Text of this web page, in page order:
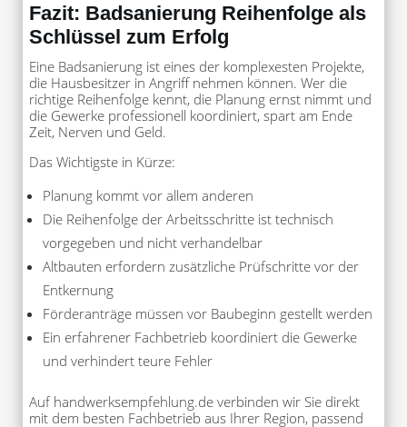
Fazit: Badsanierung Reihenfolge als
Schlüssel zum Erfolg
Eine Badsanierung ist eines der komplexesten Projekte,
die Hausbesitzer in Angriff nehmen können. Wer die
richtige Reihenfolge kennt, die Planung ernst nimmt und
die Gewerke professionell koordiniert, spart am Ende
Zeit, Nerven und Geld.
Das Wichtigste in Kürze:
Planung kommt vor allem anderen
Die Reihenfolge der Arbeitsschritte ist technisch
vorgegeben und nicht verhandelbar
Altbauten erfordern zusätzliche Prüfschritte vor der
Entkernung
Förderanträge müssen vor Baubeginn gestellt werden
Ein erfahrener Fachbetrieb koordiniert die Gewerke
und verhindert teure Fehler
Auf handwerksempfehlung.de verbinden wir Sie direkt
mit dem besten Fachbetrieb aus Ihrer Region, passend